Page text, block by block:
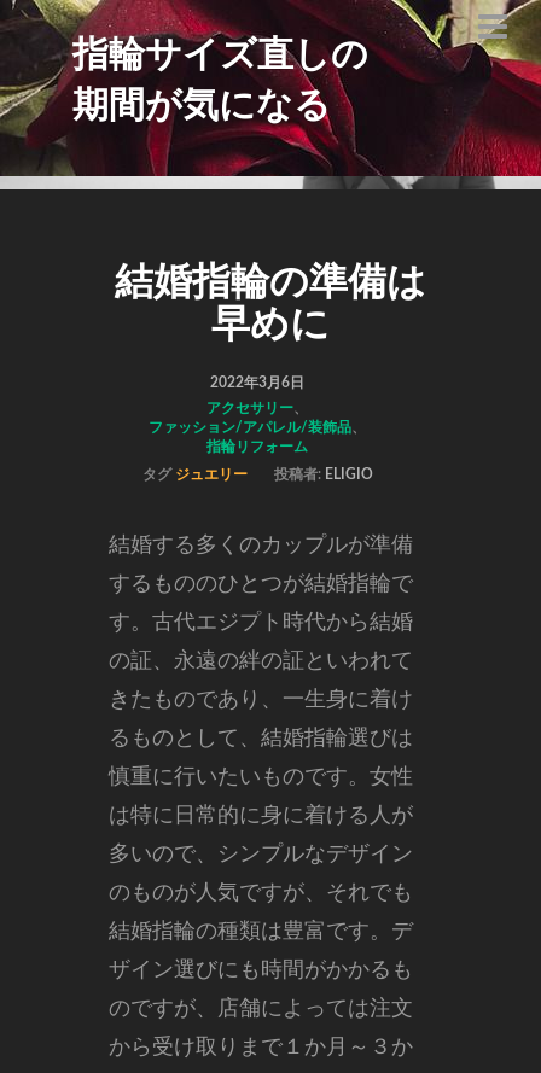
指輪サイズ直しの
期間が気になる
結婚指輪の準備は
早めに
2022年3月6日
アクセサリー、
ファッション/アパレル/装飾品、
指輪リフォーム
タグ ジュエリー 投稿者: ELIGIO
結婚する多くのカップルが準備
するもののひとつが結婚指輪で
す。 古代エジプト時代から結婚
の証、永遠の絆の証といわれて
きたものであり、一生身に着け
るものとして、結婚指輪選びは
慎重に行いたいものです。女性
は特に日常的に身に着ける人が
多いので、シンプルなデザイン
のものが人気ですが、それでも
結婚指輪の種類は豊富です。デ
ザイン選びにも時間がかかるも
のですが、店舗によっては注文
から受け取りまで１か月～３か